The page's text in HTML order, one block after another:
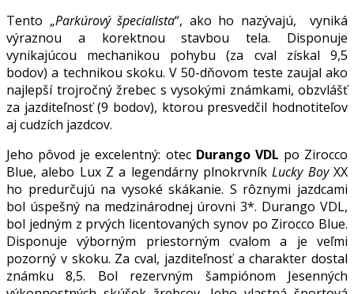
Tento „Parkúrový špecialista“, ako ho nazývajú, vyniká
výraznou a korektnou stavbou tela. Disponuje
vynikajúcou mechanikou pohybu (za cval získal 9,5
bodov) a technikou skoku. V 50-dňovom teste zaujal ako
najlepší trojročný žrebec s vysokými známkami, obzvlášť
za jazditeľnosť (9 bodov), ktorou presvedčil hodnotiteľov
aj cudzích jazdcov.
Jeho pôvod je excelentný: otec Durango VDL po Zirocco
Blue, alebo Lux Z a legendárny plnokrvníkLucky BoyXX
ho predurčujú na vysoké skákanie. S rôznymi jazdcami
bol úspešný na medzinárodnej úrovni 3*. Durango VDL,
bol jedným z prvých licentovaných synov po Zirocco Blue.
Disponuje výborným priestorným cvalom a je veľmi
pozorný v skoku. Za cval, jazditeľnosť a charakter dostal
známku 8,5. Bol rezervným šampiónom Jesenných